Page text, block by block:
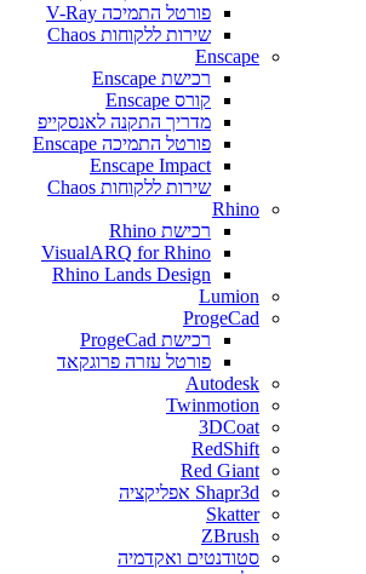
פורטל התמיכה V-Ray
שירות ללקוחות Chaos
Enscape
רכישת Enscape
קורס Enscape
מדריך התקנה לאנסקייפ
פורטל התמיכה Enscape
Enscape Impact
שירות ללקוחות Chaos
Rhino
רכישת Rhino
VisualARQ for Rhino
Rhino Lands Design
Lumion
ProgeCad
רכישת ProgeCad
פורטל עזרה פרוגקאד
Autodesk
Twinmotion
3DCoat
RedShift
Red Giant
Shapr3d אפליקציה
Skatter
ZBrush
סטודנטים ואקדמיה